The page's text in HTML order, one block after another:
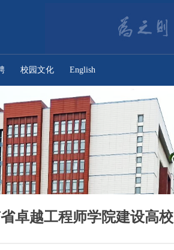
校园文化 English
卓越工程师学院建设高校